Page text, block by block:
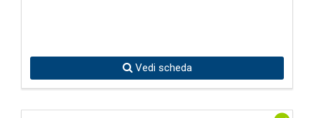
Vedi scheda